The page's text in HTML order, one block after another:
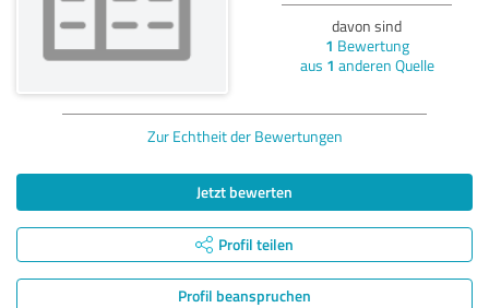
davon sind
1 Bewertung
aus 1 anderen Quelle
Zur Echtheit der Bewertungen
Jetzt bewerten
Profil teilen
Profil beanspruchen